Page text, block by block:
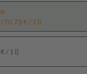
€ / 1 l)
/ 1 l)